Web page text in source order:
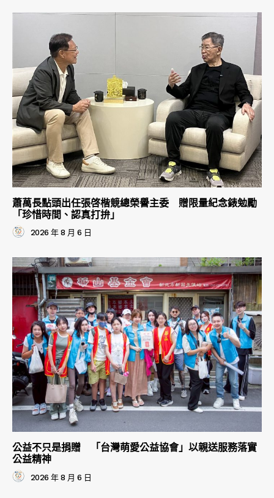
蕭萬長點頭出任張啓楷競總榮譽主委 贈限量紀念錶勉勵
「珍惜時間、認真打拚」
2026 年 8 月 6 日
公益不只是捐贈 「台灣萌愛公益協會」以親送服務落實
公益精神
2026 年 8 月 6 日